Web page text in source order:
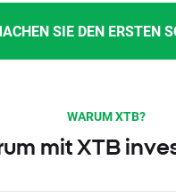
SIE DEN ERSTEN
WARUM XTB?
mit XTB